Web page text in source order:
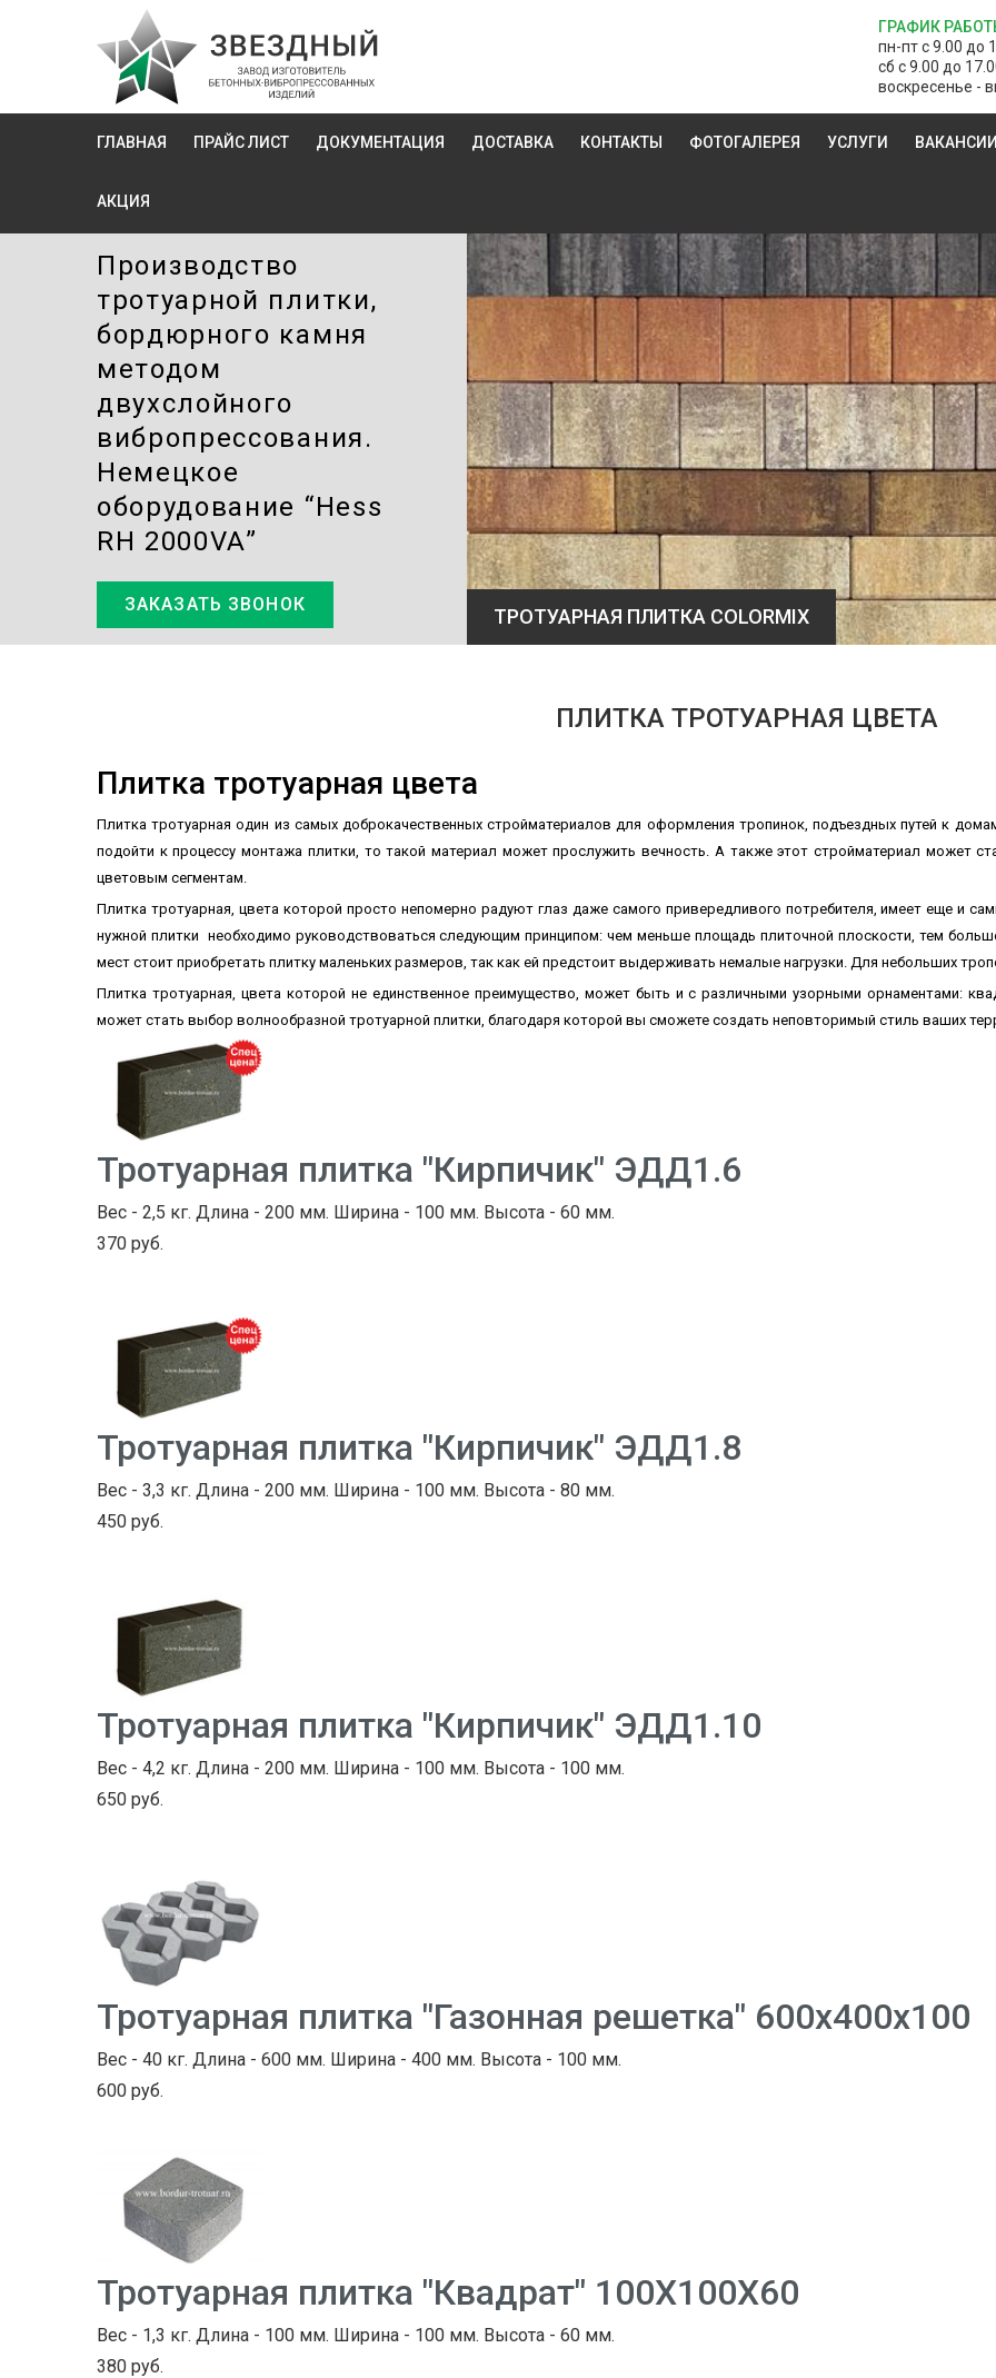
ГРАФИК
пн-пт с 9.00 до
сб с 9.00 до
воскресенье -
ГЛАВНАЯ ПРАЙС ЛИСТ ДОКУМЕНТАЦИЯ ДОСТАВКА КОНТАКТЫ ФОТОГАЛЕРЕЯ УСЛУГИ ВАКАНСИИ
АКЦИЯ
Производство
тротуарной плитки,
бордюрного камня
методом
двухслойного
вибропресcования.
Немецкое
оборудование “Hess
RH 2000VA”
ЗАКАЗАТЬ ЗВОНОК
ТРОТУАРНАЯ ПЛИТКА COLORMIX
ПЛИТКА ТРОТУАРНАЯ ЦВЕТА
Плитка тротуарная цвета
Плитка тротуарная один из самых доброкачественных стройматериалов для оформления тропинок, подъездных путей к
подойти к процессу монтажа плитки, то такой материал может прослужить вечность. А также этот стройматериал может
цветовым сегментам.
Плитка тротуарная, цвета которой просто непомерно радуют глаз даже самого привередливого потребителя, имеет еще и
нужной плитки необходимо руководствоваться следующим принципом: чем меньше площадь плиточной плоскости, тем
мест стоит приобретать плитку маленьких размеров, так как ей предстоит выдерживать немалые нагрузки. Для небольших
Плитка тротуарная, цвета которой не единственное преимущество, может быть и с различными узорными орнаментами:
может стать выбор волнообразной тротуарной плитки, благодаря которой вы сможете создать неповторимый стиль ваших
Тротуарная плитка "Кирпичик" ЭДД1.6
Вес - 2,5 кг. Длина - 200 мм. Ширина - 100 мм. Высота - 60 мм.
370 руб.
Тротуарная плитка "Кирпичик" ЭДД1.8
Вес - 3,3 кг. Длина - 200 мм. Ширина - 100 мм. Высота - 80 мм.
450 руб.
Тротуарная плитка "Кирпичик" ЭДД1.10
Вес - 4,2 кг. Длина - 200 мм. Ширина - 100 мм. Высота - 100 мм.
650 руб.
Тротуарная плитка "Газонная решетка" 600х400х100
Вес - 40 кг. Длина - 600 мм. Ширина - 400 мм. Высота - 100 мм.
600 руб.
Тротуарная плитка "Квадрат" 100Х100Х60
Вес - 1,3 кг. Длина - 100 мм. Ширина - 100 мм. Высота - 60 мм.
380 руб.